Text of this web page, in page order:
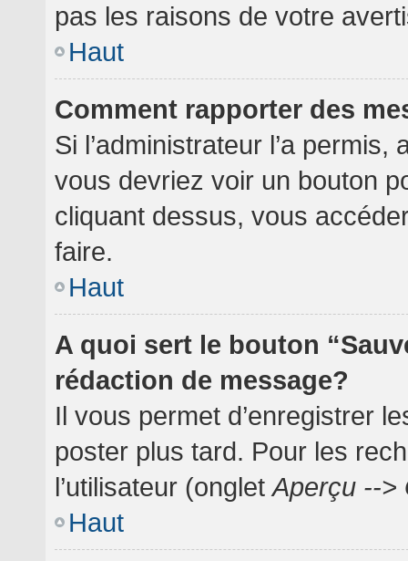
pas les raisons de votre
Haut
Comment rapporter des
Si l’administrateur l’a
vous devriez voir un bouton
cliquant dessus, vous
faire.
Haut
A quoi sert le bouton
rédaction de message?
Il vous permet d’enregistrer
poster plus tard. Pour les
l’utilisateur (ongletAperçu -->
Haut